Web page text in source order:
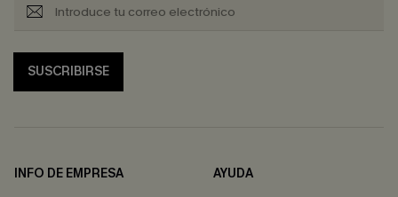
SUSCRIBIRSE
INFO DE EMPRESA
AYUDA